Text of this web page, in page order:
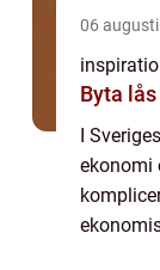
06
Byta
I
ekonomi